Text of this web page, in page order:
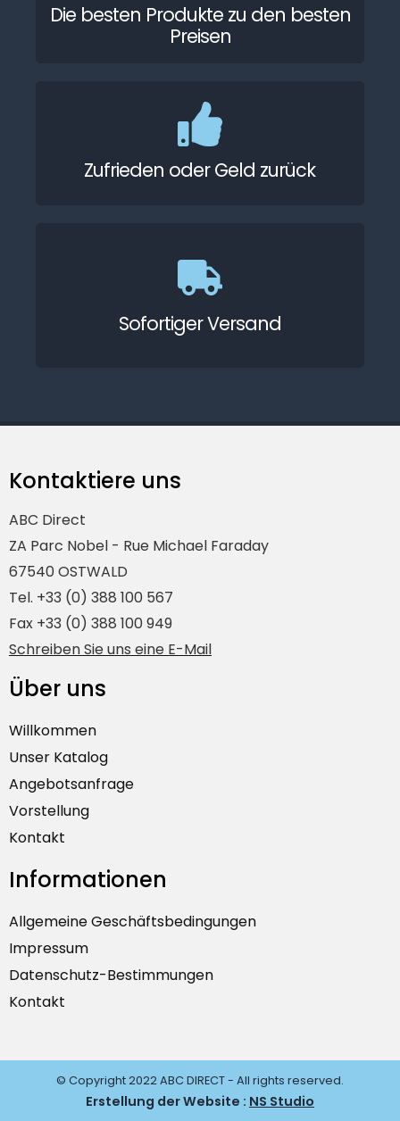
Die besten Produkte zu den besten
Preisen
Zufrieden oder Geld zurück
Sofortiger Versand
Kontaktiere uns
ABC Direct
ZA Parc Nobel - Rue Michael Faraday
67540 OSTWALD
Tel. +33 (0) 388 100 567
Fax +33 (0) 388 100 949
Schreiben Sie uns eine E-Mail
Über uns
Willkommen
Unser Katalog
Angebotsanfrage
Vorstellung
Kontakt
Informationen
Allgemeine Geschäftsbedingungen
Impressum
Datenschutz-Bestimmungen
Kontakt
© Copyright 2022 ABC DIRECT - All rights reserved.
Erstellung der Website : NS Studio